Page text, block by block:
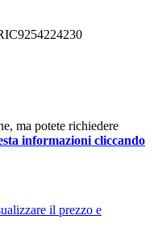
ma potete richiedere
informazioni cliccando
il prezzo e